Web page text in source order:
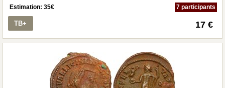
Estimation: 35€ 7 participants
TB+ 17 €